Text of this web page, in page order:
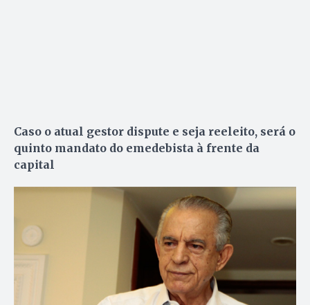
Caso o atual gestor dispute e seja reeleito, será o
quinto mandato do emedebista à frente da
capital